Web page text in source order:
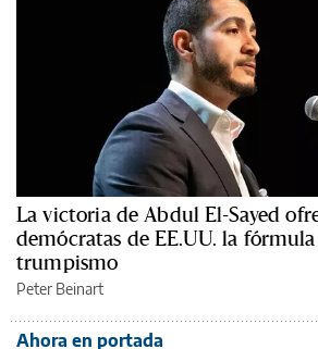
La victoria de Abdul El-Sayed
demócratas de EE.UU. la
trumpismo
Peter Beinart
Ahora en portada